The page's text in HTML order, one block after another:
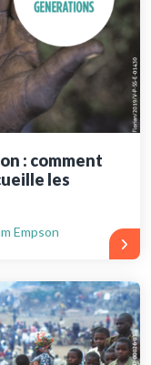
: comment
les
Empson